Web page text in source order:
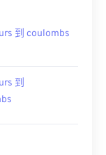
到 coulombs
到